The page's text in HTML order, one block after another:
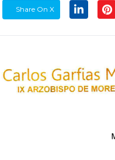
Share On X